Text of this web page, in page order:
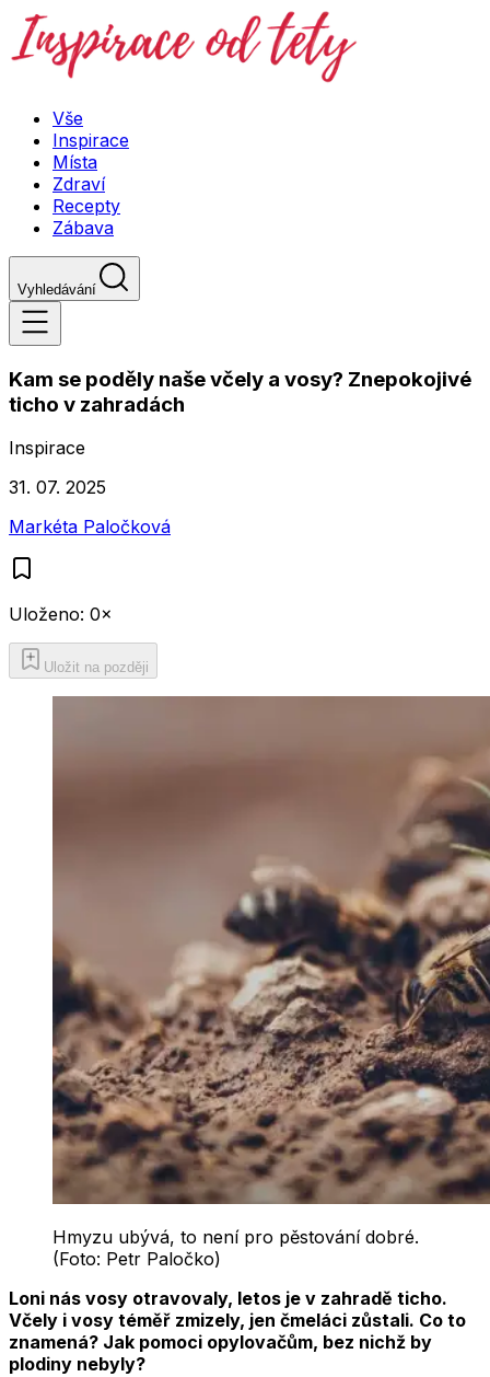
Vše
Inspirace
Místa
Zdraví
Recepty
Zábava
Vyhledávání
Kam se poděly naše včely a vosy? Znepokojivé
ticho v zahradách
Inspirace
31. 07. 2025
Markéta Paločková
Uloženo: 0×
Uložit na později
Hmyzu ubývá, to není pro pěstování dobré.
(Foto: Petr Paločko)
Loni nás vosy otravovaly, letos je v zahradě ticho.
Včely i vosy téměř zmizely, jen čmeláci zůstali. Co to
znamená? Jak pomoci opylovačům, bez nichž by
plodiny nebyly?